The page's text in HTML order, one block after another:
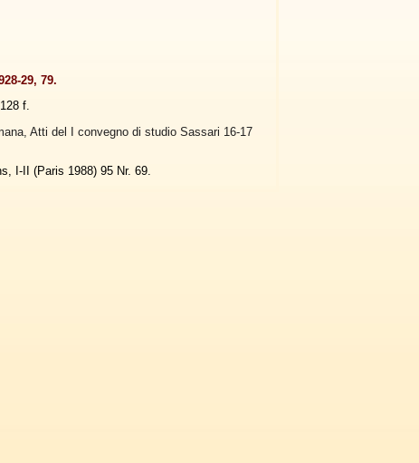
29, 79.
f.
Atti del I convegno di studio Sassari 16-17
I-II (Paris 1988) 95 Nr. 69.